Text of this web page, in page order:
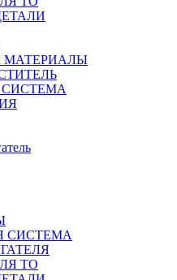
МАТЕРИАЛЫ
СИСТЕМА
ТО